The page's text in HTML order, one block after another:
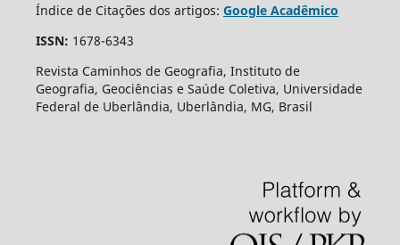
Índice de Citações dos artigos: Google Acadêmico
ISSN: 1678-6343
Revista Caminhos de Geografia, Instituto de
Geografia, Geociências e Saúde Coletiva, Universidade
Federal de Uberlândia, Uberlândia, MG, Brasil